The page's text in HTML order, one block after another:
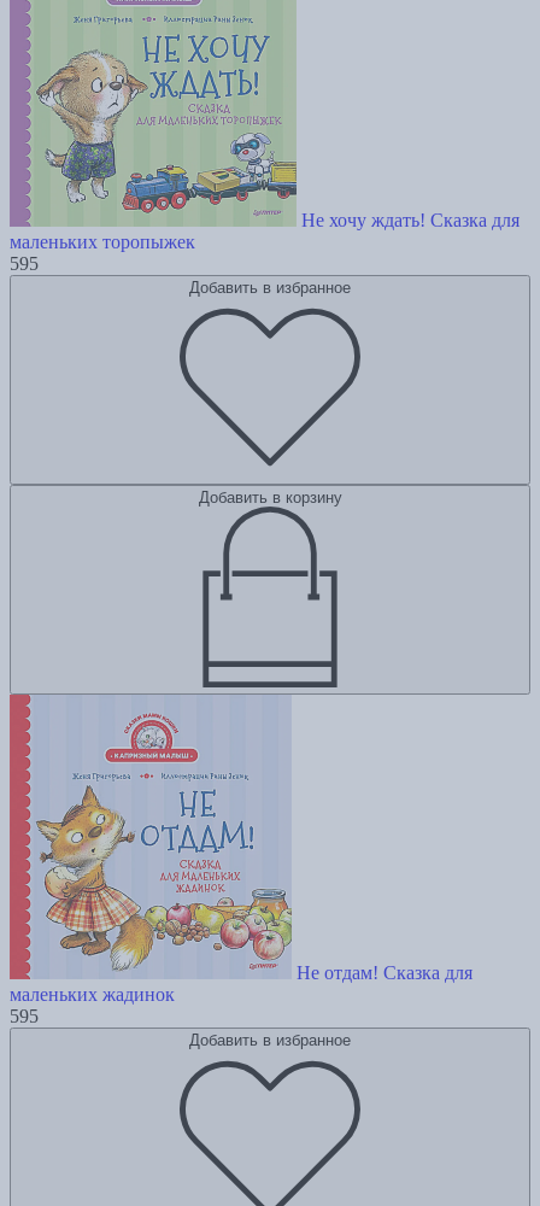
Не хочу ждать! Сказка для
маленьких торопыжек
595
Добавить в избранное
Добавить в корзину
Не отдам! Сказка для
маленьких жадинок
595
Добавить в избранное